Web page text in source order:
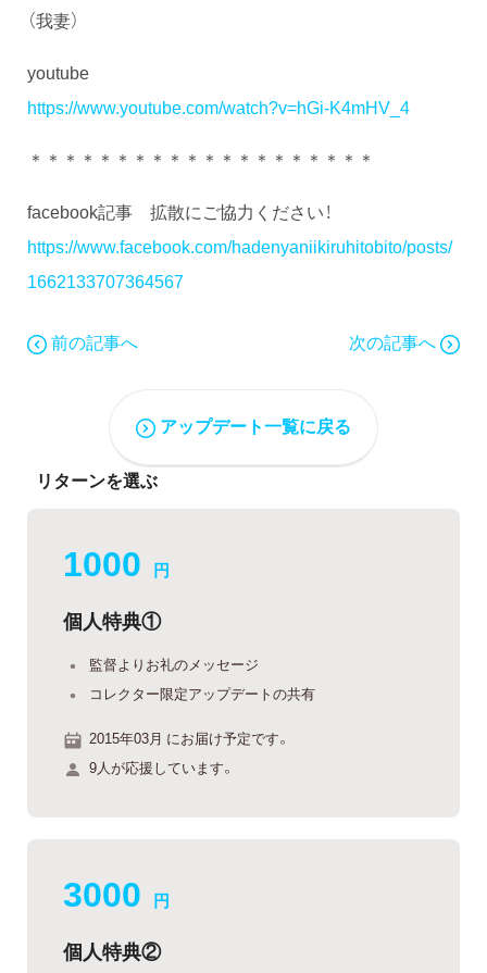
（我妻）
youtube
https://www.youtube.com/watch?v=hGi-K4mHV_4
＊＊＊＊＊＊＊＊＊＊＊＊＊＊＊＊＊＊＊＊
facebook記事 拡散にご協力ください！
https://www.facebook.com/hadenyaniikiruhitobito/posts/
1662133707364567
前の記事へ 次の記事へ
アップデート一覧に戻る
リターンを選ぶ
1000 円
個人特典①
監督よりお礼のメッセージ
コレクター限定アップデートの共有
2015年03月 にお届け予定です。
9人が応援しています。
3000 円
個人特典②